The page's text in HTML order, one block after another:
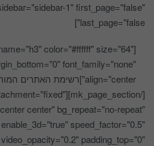
1" first_page="false"
last_page="false"]
color="#ffffff" size="64"
font_family="none"
align="center"]רשימת האתרים המורשים[/mk_fancy_title]
attachment="fixed"
center" bg_repeat="no-repeat"
speed_factor="0.5"
padding_top="0"